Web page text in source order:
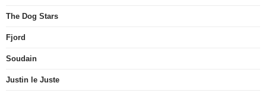
The Dog Stars
Fjord
Soudain
Justin le Juste